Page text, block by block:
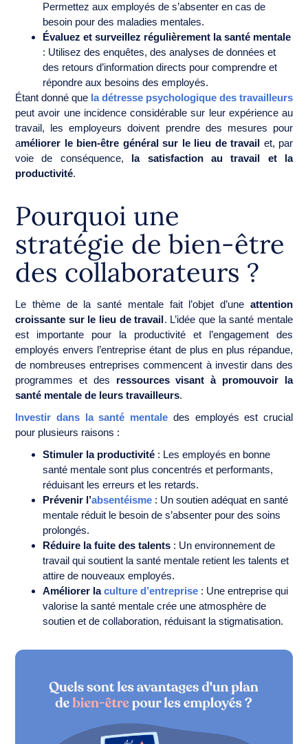
Permettez aux employés de s’absenter en cas de
besoin pour des maladies mentales.
Évaluez et surveillez régulièrement la santé mentale
: Utilisez des enquêtes, des analyses de données et
des retours d’information directs pour comprendre et
répondre aux besoins des employés.
Étant donné que la détresse psychologique des travailleurs
peut avoir une incidence considérable sur leur expérience au
travail, les employeurs doivent prendre des mesures pour
améliorer le bien-être général sur le lieu de travail et, par
voie de conséquence, la satisfaction au travail et la
productivité.
Pourquoi une
stratégie de bien-être
des collaborateurs ?
Le thème de la santé mentale fait l’objet d’une attention
croissante sur le lieu de travail. L’idée que la santé mentale
est importante pour la productivité et l’engagement des
employés envers l’entreprise étant de plus en plus répandue,
de nombreuses entreprises commencent à investir dans des
programmes et des ressources visant à promouvoir la
santé mentale de leurs travailleurs.
Investir dans la santé mentale des employés est crucial
pour plusieurs raisons :
Stimuler la productivité : Les employés en bonne
santé mentale sont plus concentrés et performants,
réduisant les erreurs et les retards.
Prévenir l’absentéisme : Un soutien adéquat en santé
mentale réduit le besoin de s’absenter pour des soins
prolongés.
Réduire la fuite des talents : Un environnement de
travail qui soutient la santé mentale retient les talents et
attire de nouveaux employés.
Améliorer laculture d’entreprise : Une entreprise qui
valorise la santé mentale crée une atmosphère de
soutien et de collaboration, réduisant la stigmatisation.